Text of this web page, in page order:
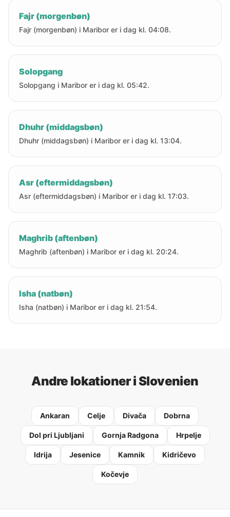
Fajr (morgenbøn)
Fajr (morgenbøn) i Maribor er i dag kl. 04:08.
Solopgang
Solopgang i Maribor er i dag kl. 05:42.
Dhuhr (middagsbøn)
Dhuhr (middagsbøn) i Maribor er i dag kl. 13:04.
Asr (eftermiddagsbøn)
Asr (eftermiddagsbøn) i Maribor er i dag kl. 17:03.
Maghrib (aftenbøn)
Maghrib (aftenbøn) i Maribor er i dag kl. 20:24.
Isha (natbøn)
Isha (natbøn) i Maribor er i dag kl. 21:54.
Andre lokationer i Slovenien
Ankaran Celje Divača Dobrna
Dol pri Ljubljani Gornja Radgona Hrpelje
Idrija Jesenice Kamnik Kidričevo
Kočevje